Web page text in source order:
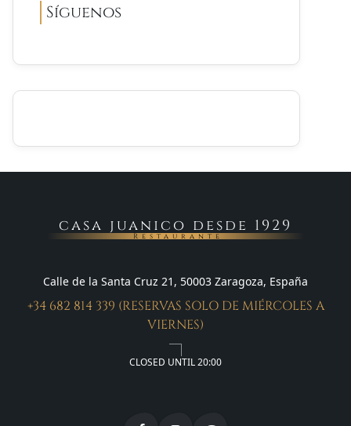
Síguenos
casa juanico desde 1929
Restaurante
Calle de la Santa Cruz 21, 50003 Zaragoza, España
+34 682 814 339 (RESERVAS SOLO DE MIÉRCOLES A
VIERNES)
CLOSED UNTIL 20:00